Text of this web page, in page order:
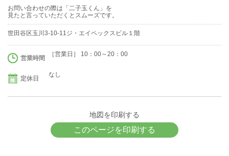
お問い合わせの際は「二子玉くん」を
見たと言っていただくとスムーズです。
世田谷区玉川3-10-11ジ・エイペックスビル１階
営業時間
［営業日］ 10：00～20：00
定休日
なし
地図を印刷する
このページを印刷する